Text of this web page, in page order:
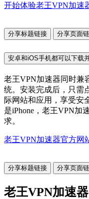
开始体验老王VPN加速
分享标题链接 分享页面
安卓和iOS手机都可以下载
老王VPN加速器同时兼
统。安装完成后，只需
际网站和应用，享受安
是iPhone，老王VPN加
求。
老王VPN加速器官方网
分享标题链接 分享页面
老王VPN加速